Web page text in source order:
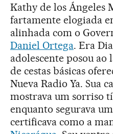
Kathy de los Ángeles
fartamente elogiada
alinhada com o
Daniel Ortega. Era
adolescente posou ao
de cestas básicas
Nueva Radio Ya. Sua
mostrava um sorriso
enquanto segurava
certificava como a